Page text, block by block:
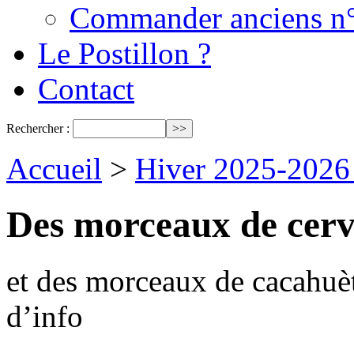
Commander anciens
Le Postillon ?
Contact
Rechercher :
Accueil > Hiver 2025-
Des morceaux de
et des morceaux de
d’info